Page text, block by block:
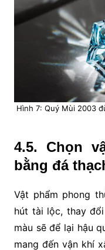
Hình 7: Quý Mùi 2003
4.5. Chọn
bằng đá
Vật phẩm phong
hút tài lộc, thay
màu sẽ để lại hậu
mang đến vận khí